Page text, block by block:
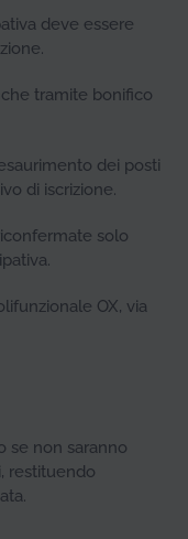
deve essere
tramite bonifico
dei posti
di iscrizione.
solo
OX, via
se non saranno
restituendo